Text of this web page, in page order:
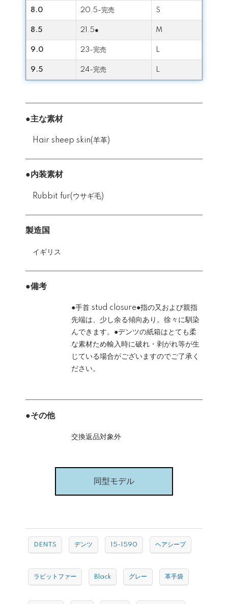
8.0 20.5-完売 S
8.5 21.5● M
9.0 23-完売 L
9.5 24-完売 L
●主な素材
Hair sheep skin(羊革)
●内装素材
Rubbit fur(ウサギ毛)
製造国
イギリス
●備考
●手首 stud closure●指の又および親指
先端は、少し余る傾向あり。徐々に馴染
んできます。●デンツの紙箱はとても柔
な素材ため輸入時に破れ・剥がれ等が生
じている場合がございますのでご了承く
ださい。
●その他
交換返品対象外
同型モデル
DENTS デンツ 15-1590 ヘアシープ
ラビットファー Black グレー 革手袋